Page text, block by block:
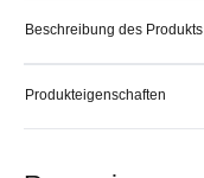
Beschreibung des Produkts
Produkteigenschaften